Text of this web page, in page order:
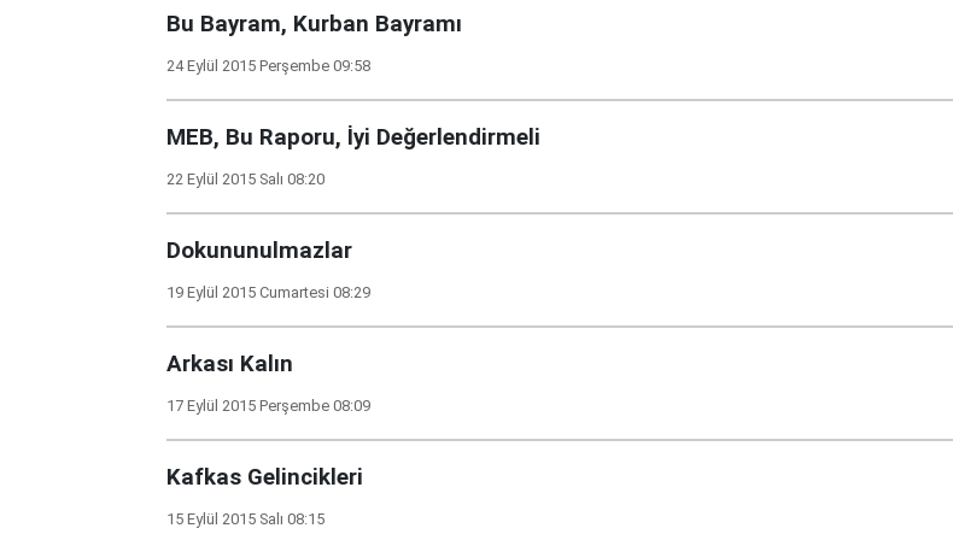
Bu Bayram, Kurban Bayramı
24 Eylül 2015 Perşembe 09:58
MEB, Bu Raporu, İyi Değerlendirmeli
22 Eylül 2015 Salı 08:20
Dokununulmazlar
19 Eylül 2015 Cumartesi 08:29
Arkası Kalın
17 Eylül 2015 Perşembe 08:09
Kafkas Gelincikleri
15 Eylül 2015 Salı 08:15